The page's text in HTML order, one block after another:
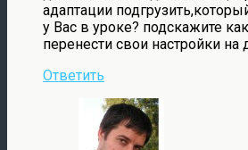
адаптации
у Вас в уроке? подскажите
перенести свои настройки
Ответить